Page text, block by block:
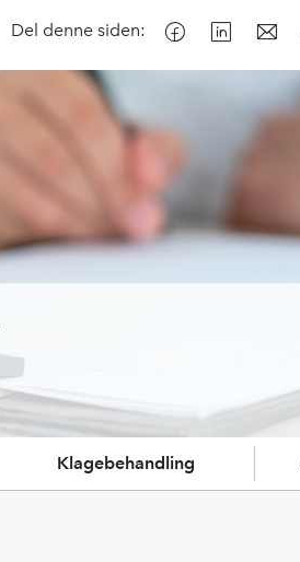
Del denne siden:
Klagebehandling